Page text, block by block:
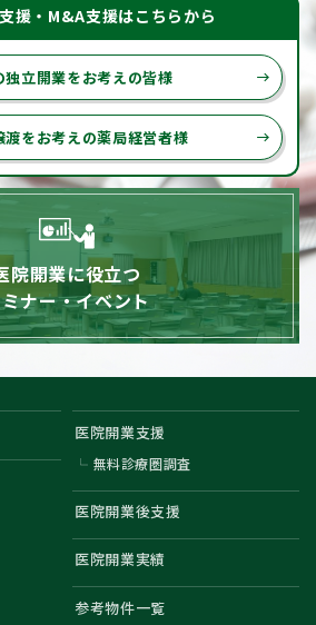
援・M&A支援はこちらから
独立開業をお考えの皆様 east
渡をお考えの薬局経営者様 east
院開業に役立つ
ナー・イベント
医院開業支援
無料診療圏調査
医院開業後支援
医院開業実績
参考物件一覧